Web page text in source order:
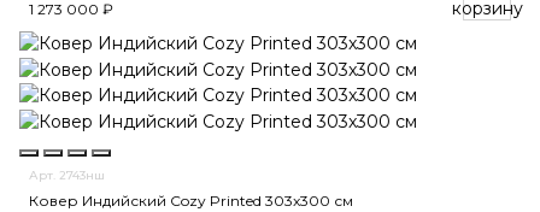
1 273 000 ₽
корзину
Арт. 2743нш
Ковер Индийский Cozy Printed 303x300 см